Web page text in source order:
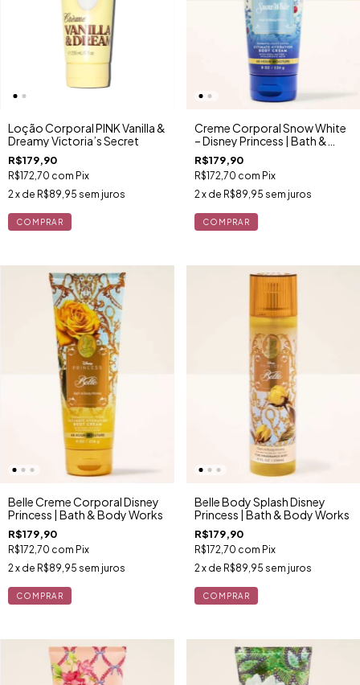
Loção Corporal PINK Vanilla &
Dreamy Victoria’s Secret
R$179,90
R$172,70 com Pix
2x de R$89,95 sem juros
Creme Corporal Snow White
– Disney Princess | Bath &
Body Works (Edição
Limitada)
R$179,90
R$172,70 com Pix
2x de R$89,95 sem juros
Belle Creme Corporal Disney
Princess | Bath & Body Works
R$179,90
R$172,70 com Pix
2 x de R$89,95 sem juros
Belle Body Splash Disney
Princess | Bath & Body Works
R$179,90
R$172,70 com Pix
2 x de R$89,95 sem juros